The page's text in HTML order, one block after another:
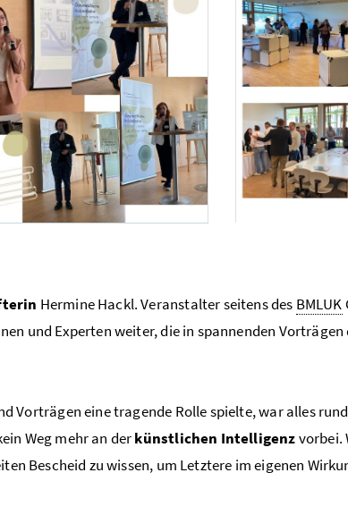
Hermine Hackl. Veranstalter seitens des BMLUK
und Experten weiter, die in spannenden
Vorträgen eine tragende Rolle spielte, war alles
Weg mehr an derkünstlichen Intelligenzvorbei.
Bescheid zu wissen, um Letztere im eigenen